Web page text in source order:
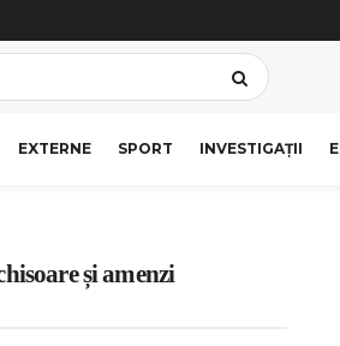
EXTERNE SPORT INVESTIGAȚII
și amenzi